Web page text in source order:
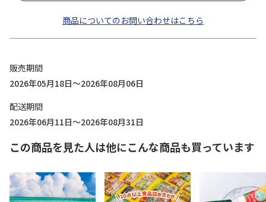
商品についてのお問い合わせはこちら
販売期間
2026年05月18日～2026年08月06日
配送期間
2026年06月11日～2026年08月31日
この商品を見た人は他にこんな商品も買っています